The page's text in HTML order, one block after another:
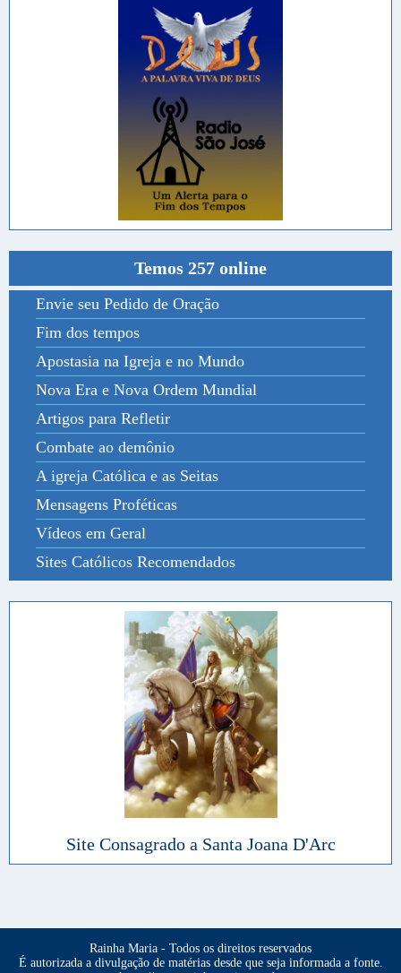
Temos 257 online
Envie seu Pedido de Oração
Fim dos tempos
Apostasia na Igreja e no Mundo
Nova Era e Nova Ordem Mundial
Artigos para Refletir
Combate ao demônio
A igreja Católica e as Seitas
Mensagens Proféticas
Vídeos em Geral
Sites Católicos Recomendados
Site Consagrado a Santa Joana D'Arc
Rainha Maria - Todos os direitos reservados
É autorizada a divulgação de matérias desde que seja informada a fonte.